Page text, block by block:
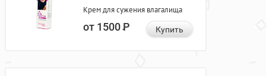
Крем для сужения влагалища
от 1500Р Купить